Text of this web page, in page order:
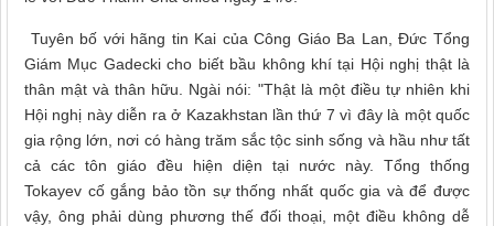
Tuyên bố với hãng tin Kai của Công Giáo Ba Lan, Đức Tổng
Giám Mục Gadecki cho biết bầu không khí tại Hội nghị thật là
thân mật và thân hữu. Ngài nói: "Thật là một điều tự nhiên khi
Hội nghị này diễn ra ở Kazakhstan lần thứ 7 vì đây là một quốc
gia rộng lớn, nơi có hàng trăm sắc tộc sinh sống và hầu như tất
cả các tôn giáo đều hiện diện tại nước này. Tổng thống
Tokayev cố gắng bảo tồn sự thống nhất quốc gia và để được
vậy, ông phải dùng phương thế đối thoại, một điều không dễ